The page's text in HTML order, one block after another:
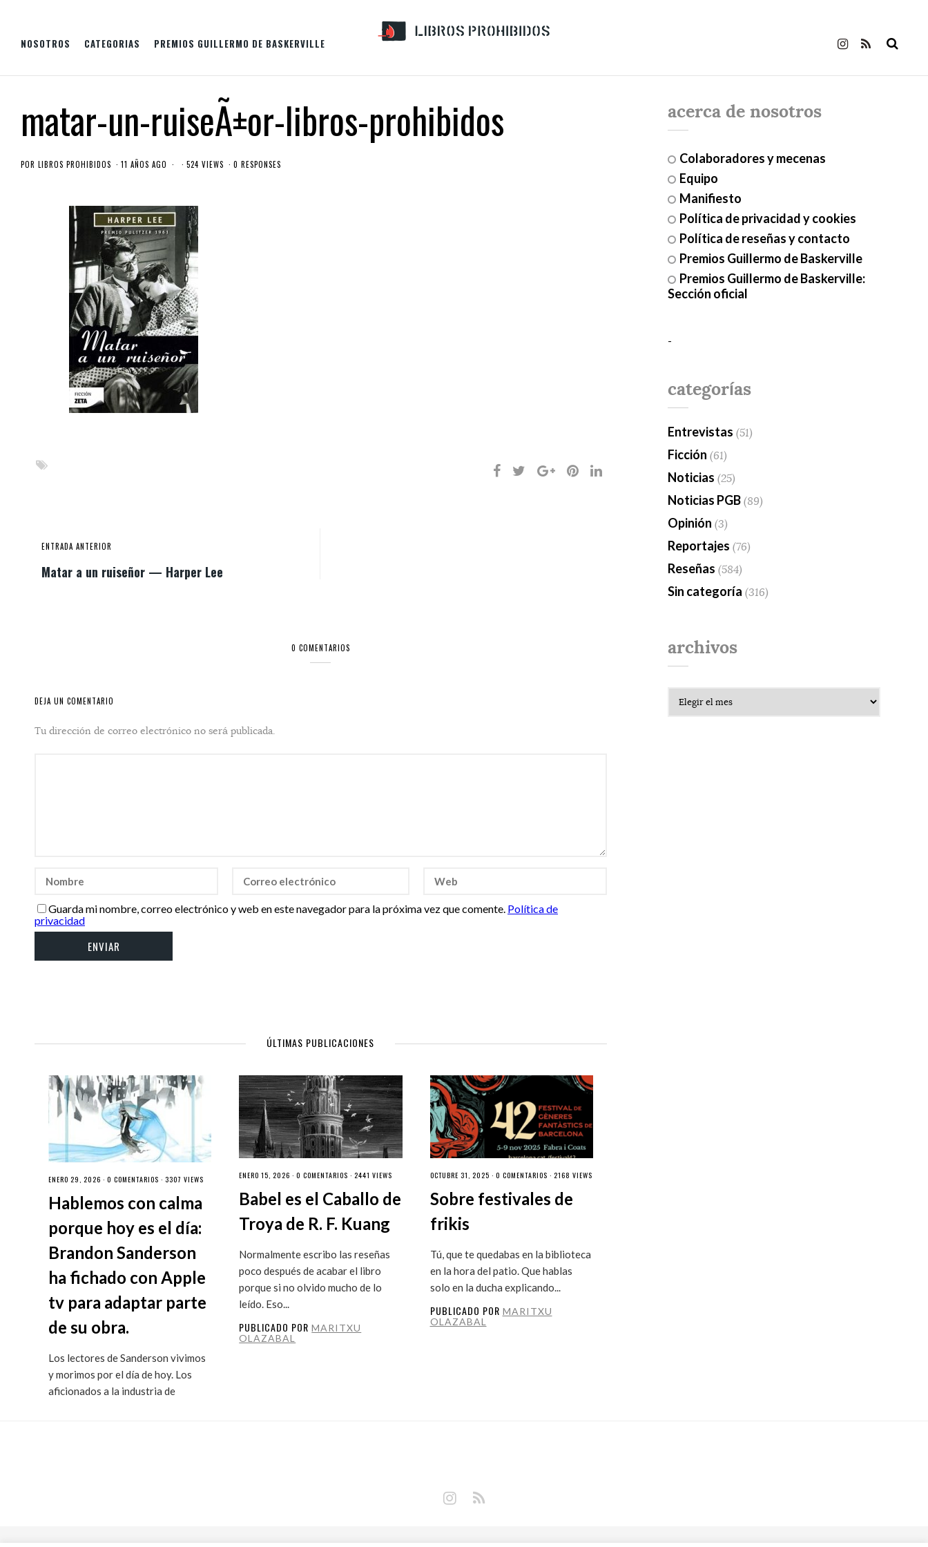
NOSOTROS CATEGORIAS PREMIOS GUILLERMO DE BASKERVILLE
matar-un-ruiseÃ±or-libros-prohibidos
POR LIBROS PROHIBIDOS 11 AÑOS AGO 524 VIEWS 0 RESPONSES
ENTRADA ANTERIOR
Matar a un ruiseñor — Harper Lee
0 COMENTARIOS
DEJA UN COMENTARIO
Tu dirección de correo electrónico no será publicada.
Guarda mi nombre, correo electrónico y web en este navegador para la próxima vez que comente. Política de
privacidad
ÚLTIMAS PUBLICACIONES
ENERO 29, 2026 · 0 COMENTARIOS · 3307 VIEWS
Hablemos con calma
porque hoy es el día:
Brandon Sanderson
ha fichado con Apple
tv para adaptar parte
de su obra.
Los lectores de Sanderson vivimos
y morimos por el día de hoy. Los
aficionados a la industria de
ENERO 15, 2026 ·0 COMENTARIOS · 2441 VIEWS
Babel es el Caballo de
Troya de R. F. Kuang
Normalmente escribo las reseñas
poco después de acabar el libro
porque si no olvido mucho de lo
leído. Eso...
PUBLICADO PORMARITXU
OLAZABAL
OCTUBRE 31, 2025 · 0 COMENTARIOS · 2168 VIEWS
Sobre festivales de
frikis
Tú, que te quedabas en la biblioteca
en la hora del patio. Que hablas
solo en la ducha explicando...
PUBLICADO POR MARITXU
OLAZABAL
acerca de nosotros
Colaboradores y mecenas
Equipo
Manifiesto
Política de privacidad y cookies
Política de reseñas y contacto
Premios Guillermo de Baskerville
Premios Guillermo de Baskerville:
Sección oficial
-
categorías
Entrevistas (51)
Ficción (61)
Noticias (25)
Noticias PGB (89)
Opinión (3)
Reportajes (76)
Reseñas (584)
Sin categoría (316)
archivos